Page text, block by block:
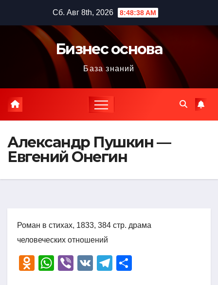
содержимому
Сб. Авг 8th, 2026 8:48:39 AM
Бизнес основа
База знаний
Александр Пушкин —
Евгений Онегин
Роман в стихах, 1833, 384 стр. драма
человеческих отношений
O
W
Vi
V
T